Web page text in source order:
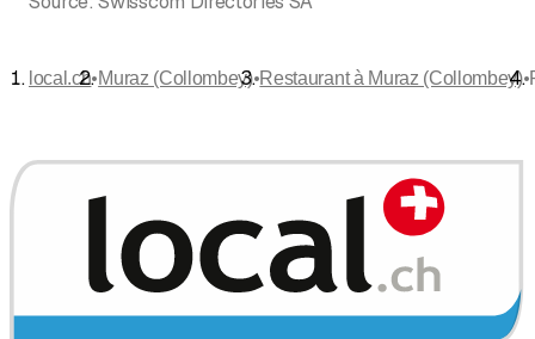
local.ch•Muraz (Collombey)•Restaurant à Muraz (Collombey)•